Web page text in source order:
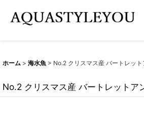
ホーム > 海水魚 > No.2 クリスマス産 バートレッ
No.2 クリスマス産 バートレットア